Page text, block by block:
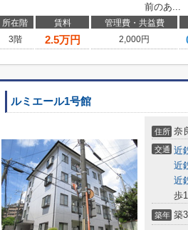
前のあ...
所在階 賃料 管理費・共益費
3階
2.5万円 2,000円
ルミエール1号館
住所 奈
交通 近
近
近
歩
築年 築